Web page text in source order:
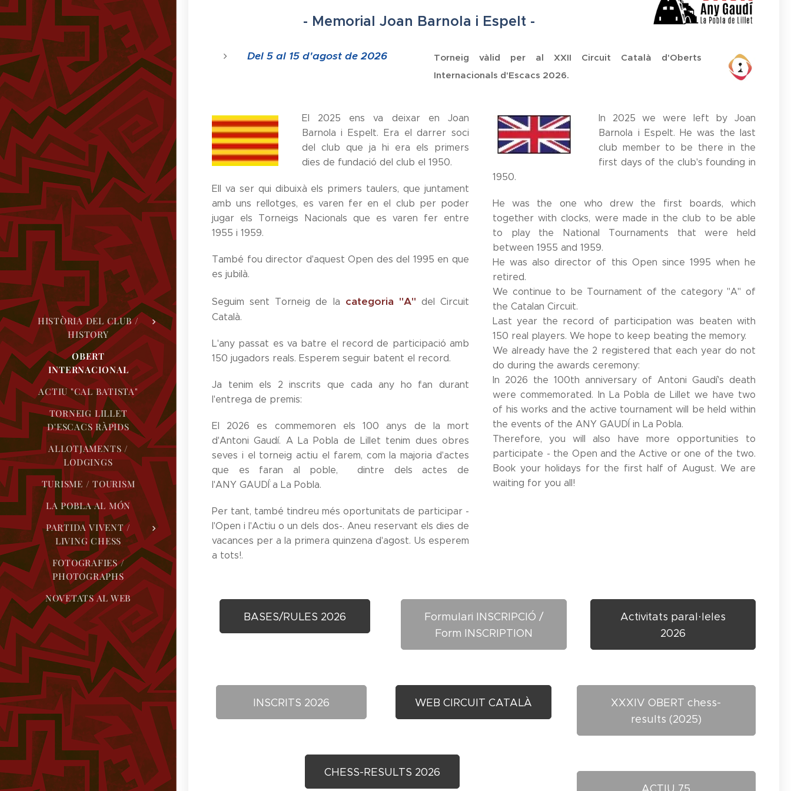
HISTÒRIA DEL CLUB /
HISTORY
OBERT
INTERNACIONAL
ACTIU "CAL BATISTA"
TORNEIG LILLET
D'ESCACS RÀPIDS
ALLOTJAMENTS /
LODGINGS
TURISME / TOURISM
LA POBLA AL MÓN
PARTIDA VIVENT /
LIVING CHESS
FOTOGRAFIES /
PHOTOGRAPHS
NOVETATS AL WEB
- Memorial Joan Barnola i Espelt -
Del 5 al 15 d'agost de 2026
Torneig vàlid per al XXII Circuit Català d'Oberts
Internacionals d'Escacs 2026.
El 2025 ens va deixar en Joan
Barnola i Espelt. Era el darrer soci
del club que ja hi era els primers
dies de fundació del club el 1950.
Ell va ser qui dibuixà els primers taulers, que juntament
amb uns rellotges, es varen fer en el club per poder
jugar els Torneigs Nacionals que es varen fer entre
1955 i 1959.
També fou director d'aquest Open des del 1995 en que
es jubilà.
Seguim sent Torneig de la categoria "A" del Circuit
Català.
L'any passat es va batre el record de participació amb
150 jugadors reals. Esperem seguir batent el record.
Ja tenim els 2 inscrits que cada any ho fan durant
l'entrega de premis:
El 2026 es commemoren els 100 anys de la mort
d'Antoni Gaudí. A La Pobla de Lillet tenim dues obres
seves i el torneig actiu el farem, com la majoria d'actes
que es faran al poble, dintre dels actes de
l'ANY GAUD¨Í a La Pobla.
Per tant, també tindreu més oportunitats de participar -
l'Open i l'Actiu o un dels dos-. Aneu reservant els dies de
vacances per a la primera quinzena d'agost. Us esperem
a tots!.
In 2025 we were left by Joan
Barnola i Espelt. He was the last
club member to be there in the
first days of the club's founding in
1950.
He was the one who drew the first boards, which
together with clocks, were made in the club to be able
to play the National Tournaments that were held
between 1955 and 1959.
He was also director of this Open since 1995 when he
retired.
We continue to be Tournament of the category "A" of
the Catalan Circuit.
Last year the record of participation was beaten with
150 real players. We hope to keep beating the memory.
We already have the 2 registered that each year do not
do during the awards ceremony:
In 2026 the 100th anniversary of Antoni Gaudí's death
were commemorated. In La Pobla de Lillet we have two
of his works and the active tournament will be held within
the events of the ANY GAUDÍ in La Pobla.
Therefore, you will also have more opportunities to
participate - the Open and the Active or one of the two.
Book your holidays for the first half of August. We are
waiting for you all!
BASES/RULES 2026
Formulari INSCRIPCIÓ /
Form INSCRIPTION
Activitats paral·leles
2026
INSCRITS 2026 WEB CIRCUIT CATALÀ
CHESS-RESULTS 2026
XXXIV OBERT chess-
results (2025)
ACTIU 75